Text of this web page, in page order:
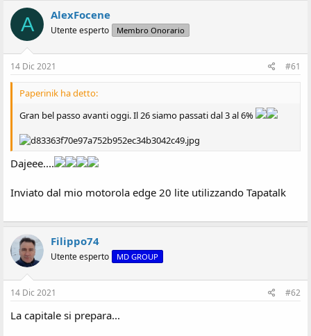
t
o
r
e
d
i
c
s
s
i
o
n
a
d
i
o
A AlexFocene
Utente esperto Membro Onorario
14 Dic 2021 #61
Paperinik ha detto:
Gran bel passo avanti oggi. Il 26 siamo passati dal 3 al 6%
Dajeee....
Inviato dal mio motorola edge 20 lite utilizzando Tapatalk
Filippo74
Utente esperto MD GROUP
14 Dic 2021 #62
La capitale si prepara...